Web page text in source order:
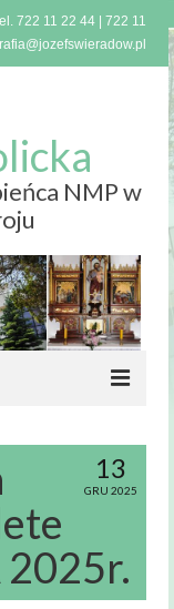
722 11 22 44
722 11
NMP w
13
GRU 2025
2025r.